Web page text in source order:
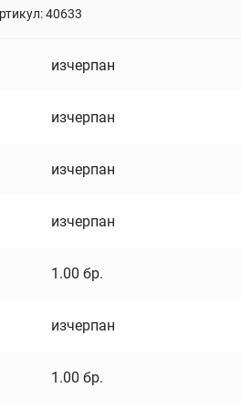
40633
изчерпан
изчерпан
изчерпан
изчерпан
1.00 бр.
изчерпан
1.00 бр.